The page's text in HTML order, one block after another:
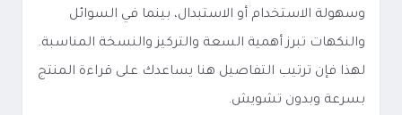
وسهولة الاستخدام أو الاستبدال، بينما في السوائل
والنكهات تبرز أهمية السعة والتركيز والنسخة المناسبة.
لهذا فإن ترتيب التفاصيل هنا يساعدك على قراءة المنتج
بسرعة وبدون تشويش.